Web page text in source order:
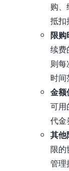
购
抵扣
限
续费
则
时间
金额
可用
代金
其他
限
管理